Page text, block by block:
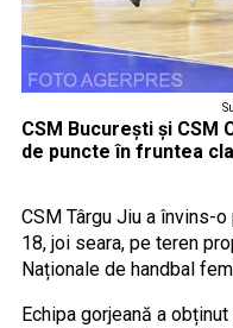
CSM București și CSM
de puncte în fruntea
CSM Târgu Jiu a învins-
18, joi seara, pe teren
Naționale de handbal
Echipa gorjeană a